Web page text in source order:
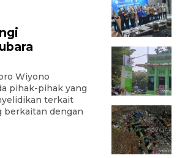
Wiyono
pihak-pihak yang
terkait
berkaitan dengan